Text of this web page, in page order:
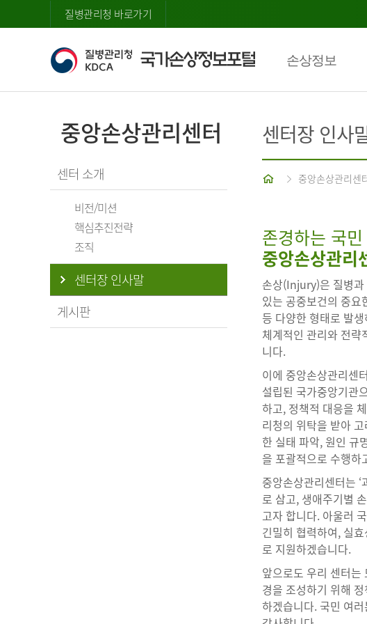
질병관리청 바로가기
손상정보
중앙손상관리센터
센터 소개
비전/미션
핵심추진전략
조직
센터장 인사말
게시판
센터장 인사
중앙손상관리센
존경하는 국
중앙손상관리
손상(Injury)은 질병과
있는 공중보건의 중요
등 다양한 형태로 발
체계적인 관리와 전략
니다.
이에 중앙손상관리센
설립된 국가중앙기관
하고, 정책적 대응을
리청의 위탁을 받아
한 실태 파악, 원인 규
을 포괄적으로 수행하
중앙손상관리센터는
로 삼고, 생애주기별
고자 합니다. 아울러
긴밀히 협력하여, 실
로 지원하겠습니다.
앞으로도 우리 센터는
경을 조성하기 위해
하겠습니다. 국민 여